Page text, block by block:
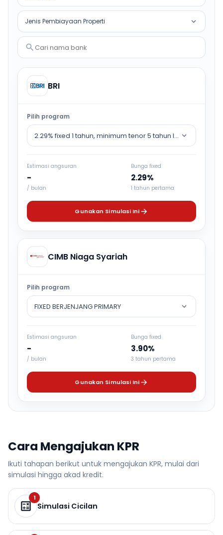
Jenis Pembiayaan Properti
Cari nama bank
BRI
Pilih program
2.29% fixed 1 tahun, minimum tenor 5 tahun lalu counter
Estimasi angsuran
-
/ bulan
Bunga fixed
2.29%
1 tahun pertama
Gunakan Simulasi Ini
CIMB Niaga Syariah
Pilih program
FIXED BERJENJANG PRIMARY
Estimasi angsuran
-
/ bulan
Bunga fixed
3.90%
3 tahun pertama
Gunakan Simulasi Ini
Cara Mengajukan KPR
Ikuti tahapan berikut untuk mengajukan KPR, mulai dari
simulasi hingga akad kredit.
1
Simulasi Cicilan